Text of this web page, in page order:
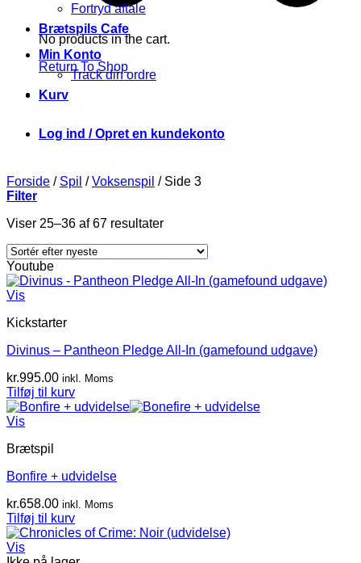
No products in the cart.
Return To Shop
Fortryd aftale
Brætspils Cafe
Min Konto
Track din ordre
Kurv
Log ind / Opret en kundekonto
Forside / Spil / Voksenspil /Side 3
Filter
Viser 25–36 af 67 resultater
Youtube
Vis
Kickstarter
Divinus – Pantheon Pledge All-In (gamefound udgave)
kr.995.00 inkl. Moms
Tilføj til kurv
Vis
Brætspil
Bonfire + udvidelse
kr.658.00 inkl. Moms
Tilføj til kurv
Vis